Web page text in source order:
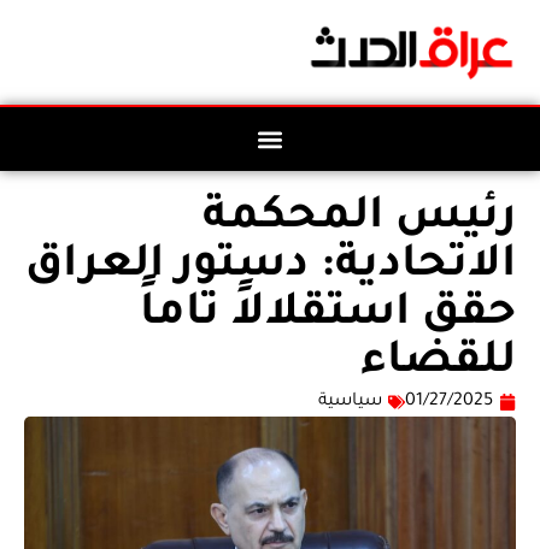
رئيس المحكمة
الاتحادية: دستور العراق
حقق استقلالاً تاماً
للقضاء
01/27/2025 سياسية